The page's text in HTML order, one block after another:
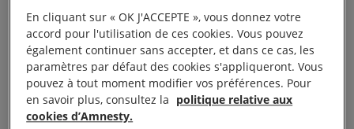
Le verdict sera rendu le 13 juillet et ne semble pas
faire de doute, la procureure de la République,
Valentine Vinesse, ayant donc demandé la relaxe
pour Martine Landry. Mais ce procès laisse
cependant un sentiment de malaise, voire de colère.
En cliquant sur « OK J'ACCEPTE », vous donnez votre
accord pour l'utilisation de ces cookies. Vous pouvez
également continuer sans accepter, et dans ce cas, les
paramètres par défaut des cookies s'appliqueront. Vous
pouvez à tout moment modifier vos préférences. Pour
en savoir plus, consultez la politique relative aux
cookies d’Amnesty.